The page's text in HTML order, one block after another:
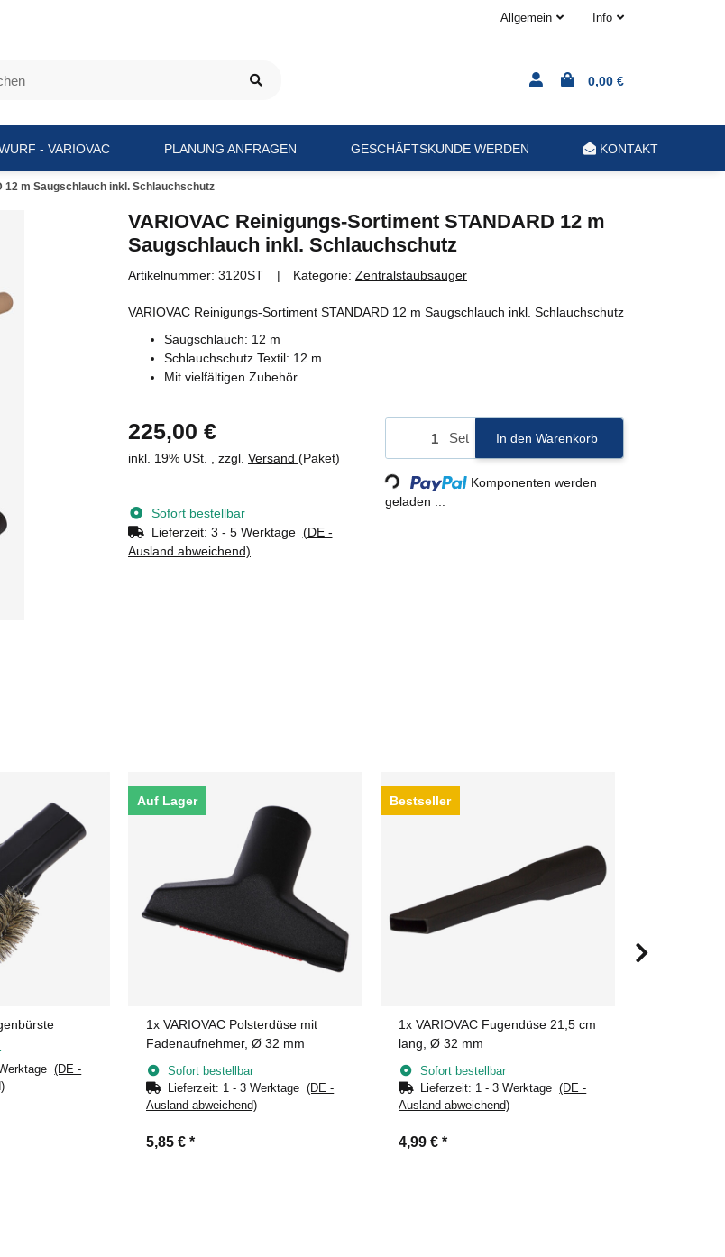
Allgemein Info
0,00 €
- VARIOVAC PLANUNG ANFRAGEN GESCHÄFTSKUNDE WERDEN KONTAKT
12 m Saugschlauch inkl. Schlauchschutz
VARIOVAC Reinigungs-Sortiment STANDARD 12 m
Saugschlauch inkl. Schlauchschutz
Artikelnummer: 3120ST Kategorie: Zentralstaubsauger
VARIOVAC Reinigungs-Sortiment STANDARD 12 m Saugschlauch inkl. Schlauchschutz
Saugschlauch: 12 m
Schlauchschutz Textil: 12 m
Mit vielfältigen Zubehör
225,00 €
inkl. 19% USt. , zzgl. Versand (Paket)
Sofort bestellbar
Lieferzeit: 3 - 5 Werktage (DE -
Ausland abweichend)
Set In den Warenkorb
Loading...
Komponenten werden
geladen ...
(DE -
Auf Lager
1x VARIOVAC Polsterdüse mit
Fadenaufnehmer, Ø 32 mm
Sofort bestellbar
Lieferzeit: 1 - 3 Werktage(DE -
Ausland abweichend)
5,85 € *
Bestseller
1x VARIOVAC Fugendüse 21,5 cm
lang, Ø 32 mm
Sofort bestellbar
Lieferzeit: 1 - 3 Werktage(DE -
Ausland abweichend)
4,99 € *